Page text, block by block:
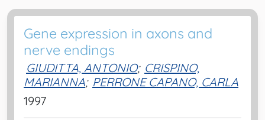
Gene expression in axons and
nerve endings
GIUDITTA, ANTONIO; CRISPINO,
MARIANNA; PERRONE CAPANO, CARLA
1997